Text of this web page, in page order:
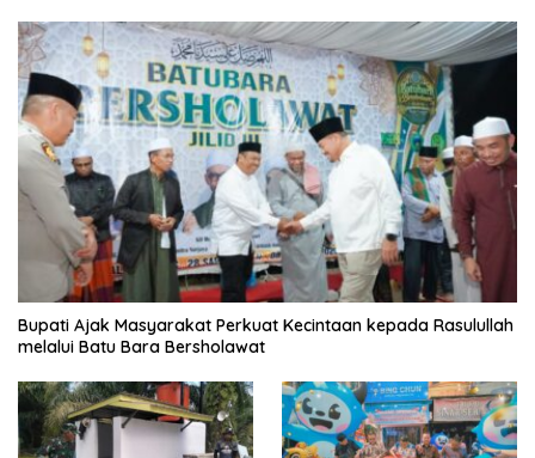
Bupati Ajak Masyarakat Perkuat Kecintaan kepada Rasulullah
melalui Batu Bara Bersholawat